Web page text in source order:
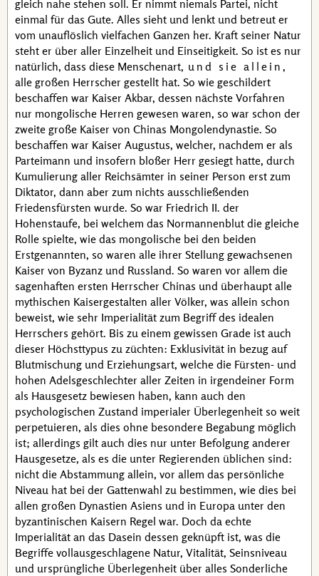
gleich nahe stehen soll. Er nimmt niemals Partei, nicht
einmal für das Gute. Alles sieht und lenkt und betreut er
vom unauflöslich vielfachen Ganzen her. Kraft seiner Natur
steht er über aller Einzelheit und Einseitigkeit. So ist es nur
natürlich, dass diese Menschenart, und sie allein ,
alle großen Herrscher gestellt hat. So wie geschildert
beschaffen war Kaiser Akbar, dessen nächste Vorfahren
nur mongolische Herren gewesen waren, so war schon der
zweite große Kaiser von Chinas Mongolendynastie. So
beschaffen war Kaiser Augustus, welcher, nachdem er als
Parteimann und insofern bloßer Herr gesiegt hatte, durch
Kumulierung aller Reichsämter in seiner Person erst zum
Diktator, dann aber zum nichts ausschließenden
Friedensfürsten wurde. So war Friedrich II. der
Hohenstaufe, bei welchem das Normannenblut die gleiche
Rolle spielte, wie das mongolische bei den beiden
Erstgenannten, so waren alle ihrer Stellung gewachsenen
Kaiser von Byzanz und Russland. So waren vor allem die
sagenhaften ersten Herrscher Chinas und überhaupt alle
mythischen Kaisergestalten aller Völker, was allein schon
beweist, wie sehr Imperialität zum Begriff des idealen
Herrschers gehört. Bis zu einem gewissen Grade ist auch
dieser Höchsttypus zu züchten: Exklusivität in bezug auf
Blutmischung und Erziehungsart, welche die Fürsten- und
hohen Adelsgeschlechter aller Zeiten in irgendeiner Form
als Hausgesetz bewiesen haben, kann auch den
psychologischen Zustand imperialer Überlegenheit so weit
perpetuieren, als dies ohne besondere Begabung möglich
ist; allerdings gilt auch dies nur unter Befolgung anderer
Hausgesetze, als es die unter Regierenden üblichen sind:
nicht die Abstammung allein, vor allem das persönliche
Niveau hat bei der Gattenwahl zu bestimmen, wie dies bei
allen großen Dynastien Asiens und in Europa unter den
byzantinischen Kaisern Regel war. Doch da echte
Imperialität an das Dasein dessen geknüpft ist, was die
Begriffe vollausgeschlagene Natur, Vitalität, Seinsniveau
und ursprüngliche Überlegenheit über alles Sonderliche